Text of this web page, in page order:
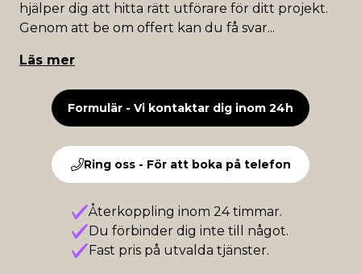
hjälper dig att hitta rätt utförare för ditt projekt.
Genom att be om offert kan du få svar...
Läs mer
Formulär - Vi kontaktar dig inom 24h
Ring oss - För att boka på telefon
Återkoppling inom 24 timmar.
Du förbinder dig inte till något.
Fast pris på utvalda tjänster.